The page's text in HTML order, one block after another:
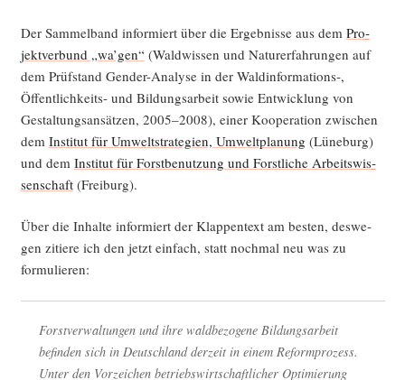
Der Sam­mel­band infor­miert über die Ergeb­nis­se aus dem Pro­
jekt­ver­bund „wa’gen“ (Wald­wis­sen und Natur­er­fah­run­gen auf
dem Prüf­stand Gen­der-Ana­ly­se in der Waldinformations‑,
Öffent­lich­keits- und Bil­dungs­ar­beit sowie Ent­wick­lung von
Gestal­tungs­an­sät­zen, 2005–2008), einer Koope­ra­ti­on zwi­schen
dem Insti­tut für Umwelt­stra­te­gien, Umwelt­pla­nung (Lüne­burg)
und dem Insti­tut für Forst­be­nut­zung und Forst­li­che Arbeits­wis­
sen­schaft(Frei­burg).
Über die Inhal­te infor­miert der Klap­pen­text am bes­ten, des­we­
gen zitie­re ich den jetzt ein­fach, statt noch­mal neu was zu
formulieren:
Forst­ver­wal­tun­gen und ihre wald­be­zo­ge­ne Bil­dungs­ar­beit
befin­den sich in Deutsch­land der­zeit in einem Reform­pro­zess.
Unter den Vor­zei­chen betriebs­wirt­schaft­li­cher Opti­mie­rung